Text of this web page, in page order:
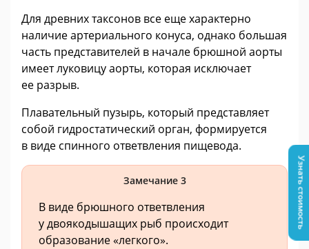
Для древних таксонов все еще характерно
наличие артериального конуса, однако большая
часть представителей в начале брюшной аорты
имеет луковицу аорты, которая исключает
ее разрыв.
Плавательный пузырь, который представляет
собой гидростатический орган, формируется
в виде спинного ответвления пищевода.
Замечание 3
В виде брюшного ответвления
у двоякодышащих рыб происходит
образование «легкого».
Узнать стоимость